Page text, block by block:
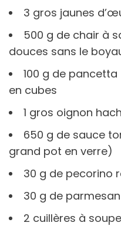
3 gros jaunes
500 g de chair à
douces sans le
100 g de
en cubes
1 gros oignon
650 g de sauce
grand pot en verre)
30 g de pecorino
30 g de
2 cuillères à